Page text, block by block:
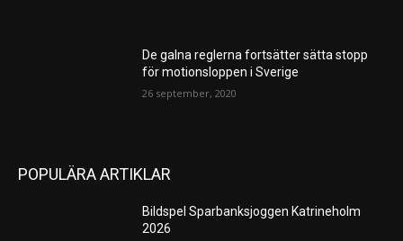
De galna reglerna fortsätter sätta stopp
för motionsloppen i Sverige
26 september, 2020
POPULÄRA ARTIKLAR
Bildspel Sparbanksjoggen Katrineholm
2026